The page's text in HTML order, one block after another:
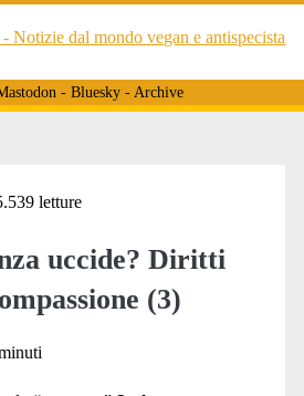
- Bluesky- Archive
letture
uccide? Diritti
(3)